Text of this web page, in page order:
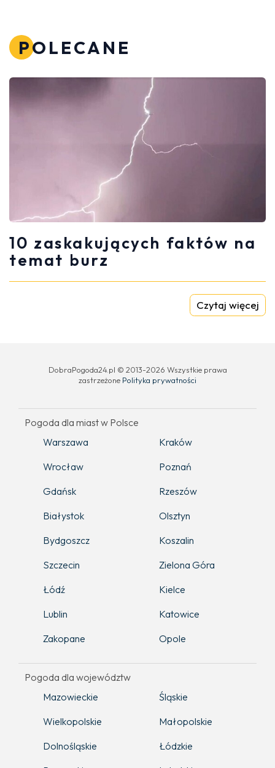
POLECANE
10 zaskakujących faktów na
temat burz
Czytaj więcej
DobraPogoda24.pl © 2013-2026 Wszystkie prawa
zastrzeżone Polityka prywatności
Pogoda dla miast w Polsce
Warszawa
Kraków
Wrocław
Poznań
Gdańsk
Rzeszów
Białystok
Olsztyn
Bydgoszcz
Koszalin
Szczecin
Zielona Góra
Łódź
Kielce
Lublin
Katowice
Zakopane
Opole
Pogoda dla województw
Mazowieckie
Śląskie
Wielkopolskie
Małopolskie
Dolnośląskie
Łódzkie